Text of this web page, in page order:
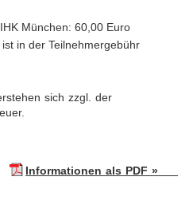
München: 60,00 Euro
in der Teilnehmergebühr
sich zzgl. der
Informationen als PDF »